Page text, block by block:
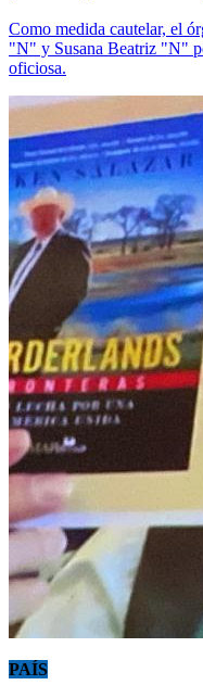
Como medida cautelar, el
"N" y Susana Beatriz "N"
oficiosa.
PAÍS